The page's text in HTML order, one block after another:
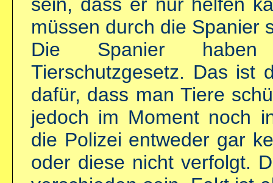
müssen durch die Spanier
Die Spanier
Tierschutzgesetz. Das ist
dafür, dass man Tiere
jedoch im Moment noch
die Polizei entweder gar
oder diese nicht verfolgt.